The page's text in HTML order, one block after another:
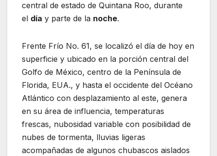
central de estado de Quintana Roo, durante
el día y parte de la noche.
Frente Frío No. 61, se localizó el día de hoy en
superficie y ubicado en la porción central del
Golfo de México, centro de la Península de
Florida, EUA., y hasta el occidente del Océano
Atlántico con desplazamiento al este, genera
en su área de influencia, temperaturas
frescas, nubosidad variable con posibilidad de
nubes de tormenta, lluvias ligeras
acompañadas de algunos chubascos aislados